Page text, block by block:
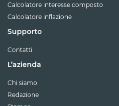
Calcolatore interesse composto
Calcolatore inflazione
Supporto
Contatti
L’azienda
Chi siamo
Redazione